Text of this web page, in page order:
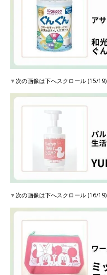
▼次の画像は下へスクロール (15/19)
▼次の画像は下へスクロール (16/19)